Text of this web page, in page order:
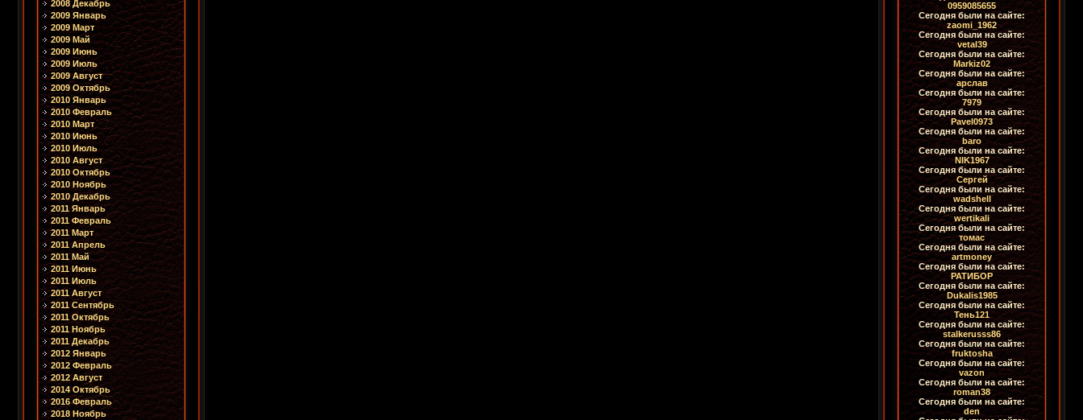
2008 Декабрь
2009 Январь
2009 Март
2009 Май
2009 Июнь
2009 Июль
2009 Август
2009 Октябрь
2010 Январь
2010 Февраль
2010 Март
2010 Июнь
2010 Июль
2010 Август
2010 Октябрь
2010 Ноябрь
2010 Декабрь
2011 Январь
2011 Февраль
2011 Март
2011 Апрель
2011 Май
2011 Июнь
2011 Июль
2011 Август
2011 Сентябрь
2011 Октябрь
2011 Ноябрь
2011 Декабрь
2012 Январь
2012 Февраль
2012 Август
2014 Октябрь
2016 Февраль
2018 Ноябрь
0959085655
Сегодня были на сайте:
zaomi_1962
Сегодня были на сайте:
vetal39
Сегодня были на сайте:
Markiz02
Сегодня были на сайте:
арслав
Сегодня были на сайте:
7979
Сегодня были на сайте:
Pavel0973
Сегодня были на сайте:
baro
Сегодня были на сайте:
NIK1967
Сегодня были на сайте:
Сергей
Сегодня были на сайте:
wadshell
Сегодня были на сайте:
wertikali
Сегодня были на сайте:
томас
Сегодня были на сайте:
artmoney
Сегодня были на сайте:
РАТИБОР
Сегодня были на сайте:
Dukalis1985
Сегодня были на сайте:
Тень121
Сегодня были на сайте:
stalkerusss86
Сегодня были на сайте:
fruktosha
Сегодня были на сайте:
vazon
Сегодня были на сайте:
roman38
Сегодня были на сайте:
den